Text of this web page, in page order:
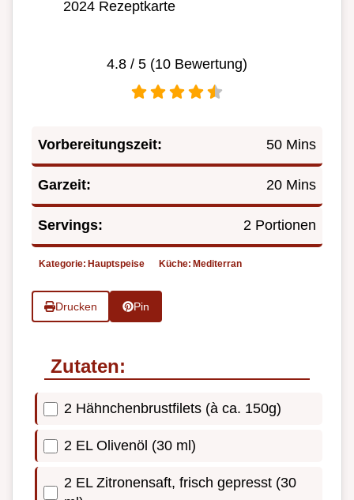
2024 Rezeptkarte
4.8 / 5 (10 Bewertung)
Vorbereitungszeit: 50 Mins
Garzeit: 20 Mins
Servings: 2 Portionen
Kategorie: Hauptspeise Küche: Mediterran
Drucken Pin
Zutaten:
2 Hähnchenbrustfilets (à ca. 150g)
2 EL Olivenöl (30 ml)
2 EL Zitronensaft, frisch gepresst (30